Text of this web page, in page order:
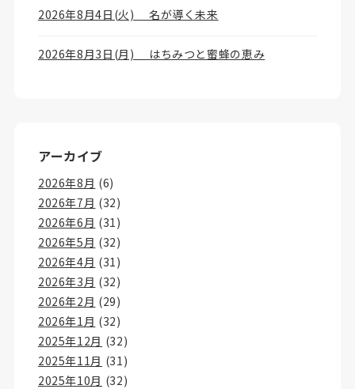
2026年8月4日(火) 名が導く未来
2026年8月3日(月) はちみつと蜜蜂の恵み
アーカイブ
2026年8月 (6)
2026年7月 (32)
2026年6月 (31)
2026年5月 (32)
2026年4月 (31)
2026年3月 (32)
2026年2月 (29)
2026年1月 (32)
2025年12月 (32)
2025年11月 (31)
2025年10月 (32)